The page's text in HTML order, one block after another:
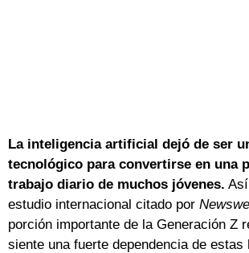
La inteligencia artificial dejó de ser
tecnológico para convertirse en una
trabajo diario de muchos jóvenes.
estudio internacional citado por
porción importante de la Generación Z
siente una fuerte dependencia de estas